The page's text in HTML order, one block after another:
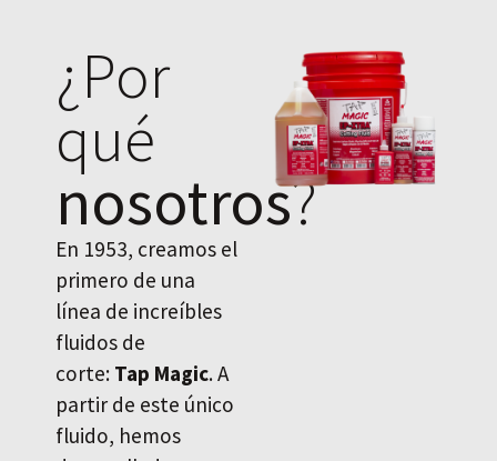
¿Por
qué
nosotros?
En 1953, creamos el
primero de una
línea de increíbles
fluidos de
corte: Tap Magic. A
partir de este único
fluido, hemos